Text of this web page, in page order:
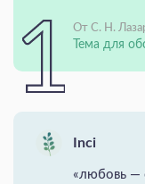
От С. Н.
Тема для
Inci
«любовь —